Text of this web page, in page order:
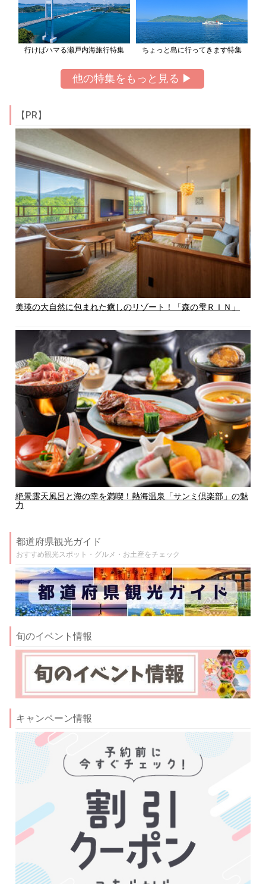
行けばハマる瀬戸内海旅行特集 ちょっと島に行ってきます特集
他の特集をもっと見る ▶
【PR】
美瑛の大自然に包まれた癒しのリゾート！「森の雫ＲＩＮ」
絶景露天風呂と海の幸を満喫！熱海温泉「サンミ倶楽部」の魅
力
都道府県観光ガイド
おすすめ観光スポット・グルメ・お土産をチェック
旬のイベント情報
キャンペーン情報